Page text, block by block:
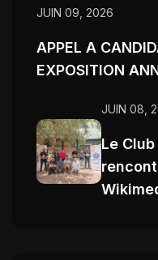
JUIN 09, 2026
APPEL A
EXPOSITION
JUIN 08,
Le